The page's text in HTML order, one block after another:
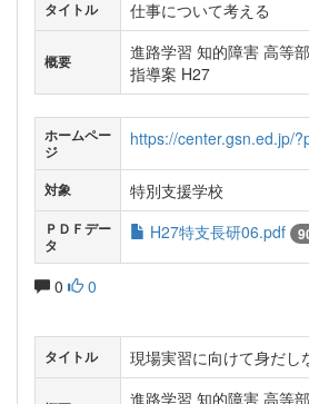
タイトル 仕事について考える
概要
進路学習 知的障害 高等
指導案 H27
ホームペー
ジ
https://center.gsn.ed.jp/
対象 特別支援学校
ＰＤＦデー
タ
H27特支長研06.pdf
0 0
タイトル 現場実習に向けて身だし
進路学習 知的障害 高等